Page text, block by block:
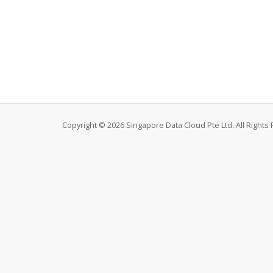
Copyright © 2026 Singapore Data Cloud Pte Ltd. All Rights